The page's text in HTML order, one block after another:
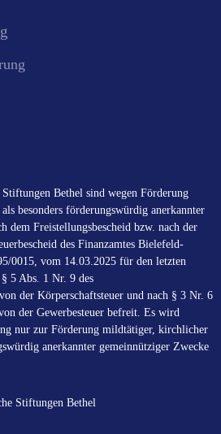
Bethel sind wegen Förderung
besonders förderungswürdig anerkannter
dem Freistellungsbescheid bzw. nach der
des Finanzamtes Bielefeld-
0015, vom 14.03.2025 für den letzten
5 Abs. 1 Nr. 9 des
der Körperschaftsteuer und nach § 3 Nr. 6
der Gewerbesteuer befreit. Es wird
nur zur Förderung mildtätiger, kirchlicher
anerkannter gemeinnütziger Zwecke
Stiftungen Bethel